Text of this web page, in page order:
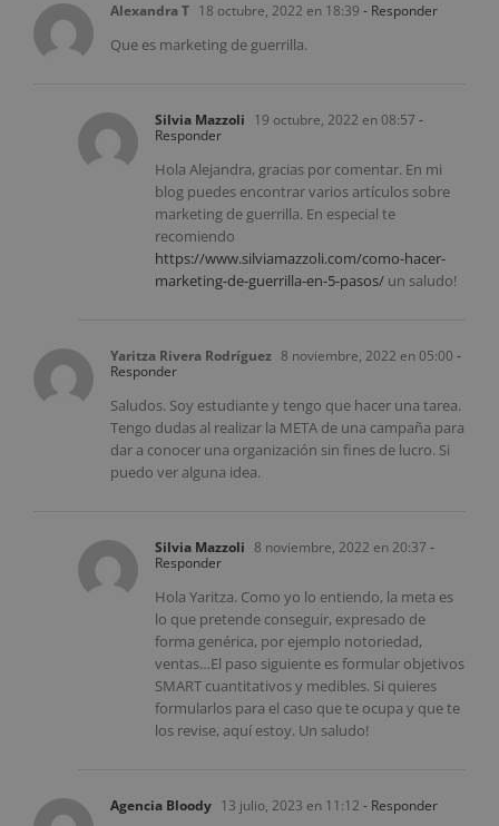
Alexandra T 18 octubre, 2022 en 18:39 - Responder
Que es marketing de guerrilla.
Silvia Mazzoli 19 octubre, 2022 en 08:57 -
Responder
Hola Alejandra, gracias por comentar. En mi
blog puedes encontrar varios artículos sobre
marketing de guerrilla. En especial te
recomiendo
https://www.silviamazzoli.com/como-hacer-
marketing-de-guerrilla-en-5-pasos/ un saludo!
Yaritza Rivera Rodríguez 8 noviembre, 2022 en 05:00 -
Responder
Saludos. Soy estudiante y tengo que hacer una tarea.
Tengo dudas al realizar la META de una campaña para
dar a conocer una organización sin fines de lucro. Si
puedo ver alguna idea.
Silvia Mazzoli 8 noviembre, 2022 en 20:37 -
Responder
Hola Yaritza. Como yo lo entiendo, la meta es
lo que pretende conseguir, expresado de
forma genérica, por ejemplo notoriedad,
ventas…El paso siguiente es formular objetivos
SMART cuantitativos y medibles. Si quieres
formularlos para el caso que te ocupa y que te
los revise, aquí estoy. Un saludo!
Agencia Bloody 13 julio, 2023 en 11:12 - Responder